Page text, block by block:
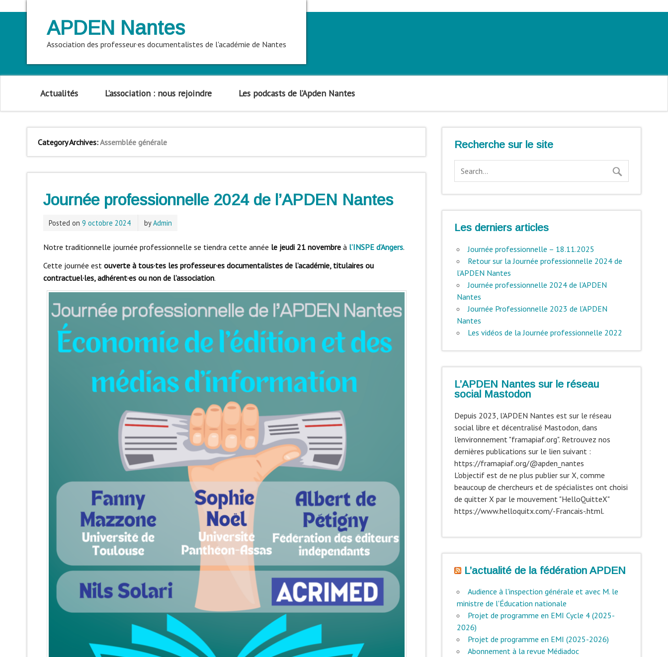
APDEN Nantes
Association des professeur·es documentalistes de l'académie de Nantes
Actualités L’association : nous rejoindre Les podcasts de l’Apden Nantes
Category Archives:Assemblée générale
Journée professionnelle 2024 de l’APDEN Nantes
Posted on 9 octobre 2024 byAdmin
Notre traditionnelle journée professionnelle se tiendra cette année le jeudi 21 novembreà l’INSPE d’Angers.
Cette journée est ouverte à tous·tes les professeur·es documentalistes de l’académie, titulaires ou
contractuel·les, adhérent·es ou non de l’association.
Recherche sur le site
Les derniers articles
Journée professionnelle – 18.11.2025
Retour sur la Journée professionnelle 2024 de
l’APDEN Nantes
Journée professionnelle 2024 de l’APDEN
Nantes
Journée Professionnelle 2023 de l’APDEN
Nantes
Les vidéos de la Journée professionnelle 2022
L’APDEN Nantes sur le réseau
social Mastodon
Depuis 2023, l'APDEN Nantes est sur le réseau
social libre et décentralisé Mastodon, dans
l'environnement "framapiaf.org". Retrouvez nos
dernières publications sur le lien suivant :
https://framapiaf.org/@apden_nantes
L'objectif est de ne plus publier sur X, comme
beaucoup de chercheurs et de spécialistes ont choisi
de quitter X par le mouvement "HelloQuitteX"
https://www.helloquitx.com/-Francais-.html.
L’actualité de la fédération APDEN
Audience à l'inspection générale et avec M. le
ministre de l'Éducation nationale
Projet de programme en EMI Cycle 4 (2025-
2026)
Projet de programme en EMI (2025-2026)
Abonnement à la revue Médiadoc